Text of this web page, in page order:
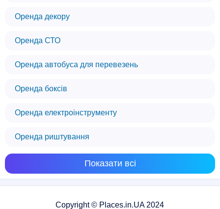
Оренда декору
Оренда СТО
Оренда автобуса для перевезень
Оренда боксів
Оренда електроінструменту
Оренда риштування
Показати всі
Copyright © Places.in.UA 2024